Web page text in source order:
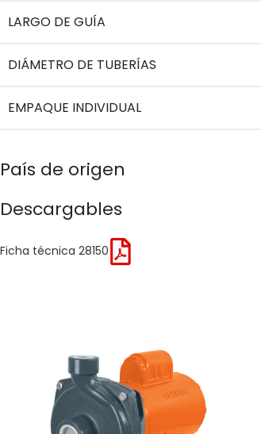
LARGO DE GUÍA
DIÁMETRO DE TUBERÍAS
EMPAQUE INDIVIDUAL
País de origen
Descargables
Ficha técnica 28150